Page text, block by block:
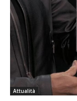
Attualità